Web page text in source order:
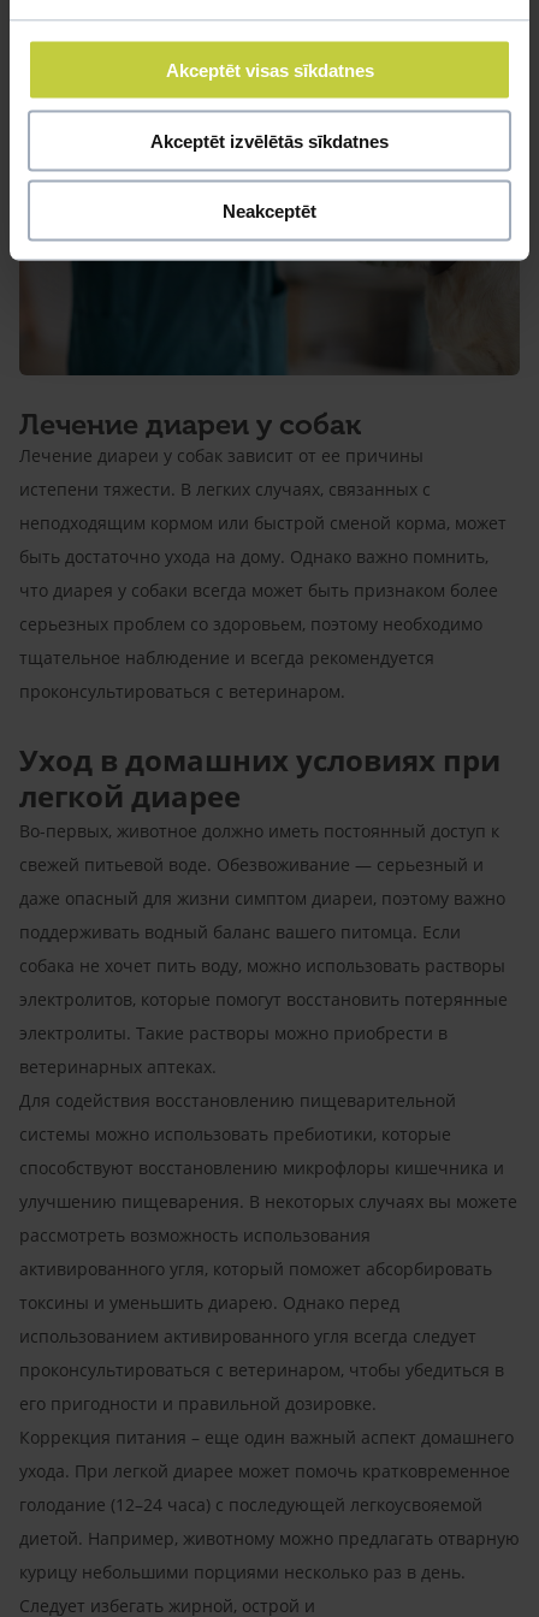
Akceptēt visas sīkdatnes
Akceptēt izvēlētās sīkdatnes
Neakceptēt
Лечение диареи у собак
Лечение диареи у собак зависит от ее причины
истепени тяжести. В легких случаях, связанных с
неподходящим кормом или быстрой сменой корма, может
быть достаточно ухода на дому. Однако важно помнить,
что диарея у собаки всегда может быть признаком более
серьезных проблем со здоровьем, поэтому необходимо
тщательное наблюдение и всегда рекомендуется
проконсультироваться с ветеринаром.
Уход в домашних условиях при
легкой диарее
Во-первых, животное должно иметь постоянный доступ к
свежей питьевой воде. Обезвоживание — серьезный и
даже опасный для жизни симптом диареи, поэтому важно
поддерживать водный баланс вашего питомца. Если
собака не хочет пить воду, можно использовать растворы
электролитов, которые помогут восстановить потерянные
электролиты. Такие растворы можно приобрести в
ветеринарных аптеках.
Для содействия восстановлению пищеварительной
системы можно использовать пребиотики, которые
способствуют восстановлению микрофлоры кишечника и
улучшению пищеварения. В некоторых случаях вы можете
рассмотреть возможность использования
активированного угля, который поможет абсорбировать
токсины и уменьшить диарею. Однако перед
использованием активированного угля всегда следует
проконсультироваться с ветеринаром, чтобы убедиться в
его пригодности и правильной дозировке.
Коррекция питания – еще один важный аспект домашнего
ухода. При легкой диарее может помочь кратковременное
голодание (12–24 часа) с последующей легкоусвояемой
диетой. Например, животному можно предлагать отварную
курицу небольшими порциями несколько раз в день.
Следует избегать жирной, острой и